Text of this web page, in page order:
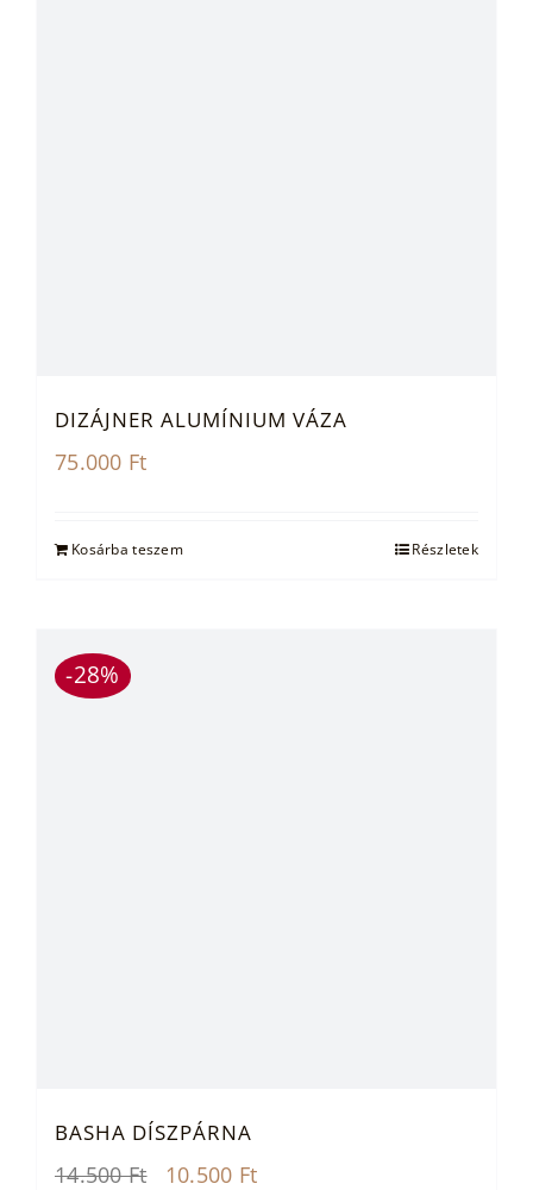
DIZÁJNER ALUMÍNIUM VÁZA
75.000 Ft
Kosárba teszem Részletek
-28%
BASHA DÍSZPÁRNA
14.500Ft
Original
10.500 Ft